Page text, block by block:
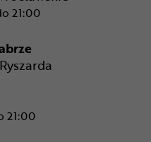
21:00
- CH Aleja
21:00
- M1 Zabrze